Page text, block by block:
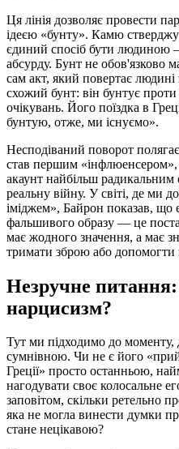
Ця лінія дозволяє провести
ідеєю «бунту». Камю
єдиний спосіб бути людиною
абсурду. Бунт не обов'язково
сам акт, який повертає людині
схожий бунт: він бунтує проти
очікувань. Його поїздка в
бунтую, отже, ми існуємо».
Несподіваний поворот
став першим
акаунт найбільш
реальну війну. У світі, де ми
іміджем», Байрон показав, що
фальшивого образу — це
має жодного значення, а має
тримати зброю або допомогти
Незручне
нарцисизм?
Тут ми підходимо до моменту,
сумнівною. Чи не є його
Греції» просто останньою,
нагодувати своє колосальне
заповітом, скільки ретельно
яка не могла винести думки
стане нецікавою?